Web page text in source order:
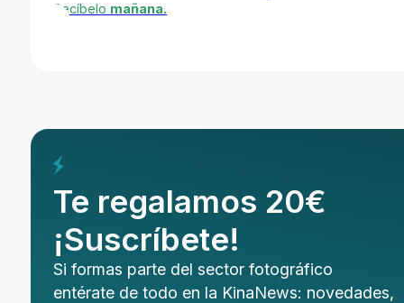
Recíbelo mañana.
Te regalamos 20€
¡Suscríbete!
Si formas parte del sector fotográfico
entérate de todo en la KinaNews: novedades,